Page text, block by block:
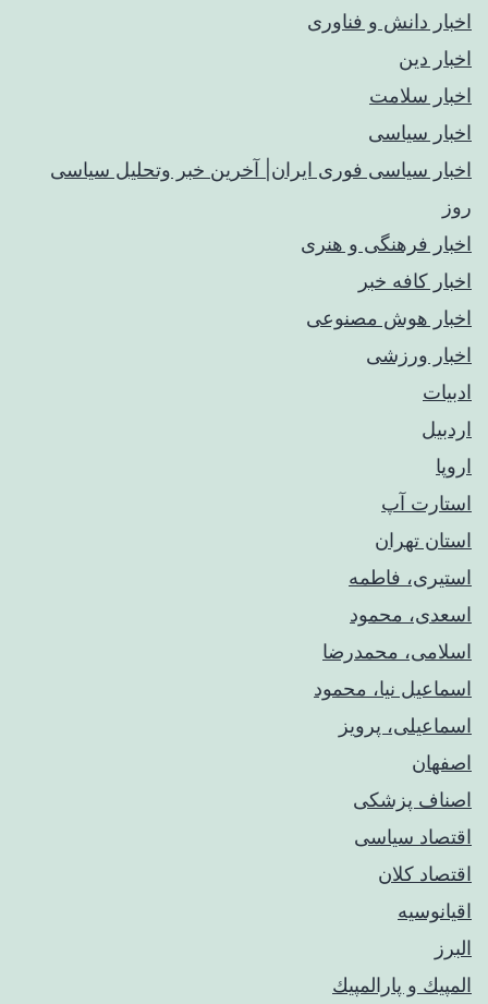
اخبار دانش و فناوری
اخبار دین
اخبار سلامت
اخبار سیاسی
اخبار سیاسی فوری ایران| آخرین خبر وتحلیل سیاسی
روز
اخبار فرهنگی و هنری
اخبار کافه خبر
اخبار هوش مصنوعی
اخبار ورزشی
ادبیات
اردبیل
اروپا
استارت آپ
استان تهران
استیری، فاطمه
اسعدی، محمود
اسلامی، محمدرضا
اسماعیل نیا، محمود
اسماعیلی، پرویز
اصفهان
اصناف پزشکی
اقتصاد سیاسی
اقتصاد کلان
اقیانوسیه
البرز
المپيك و پارالمپيك